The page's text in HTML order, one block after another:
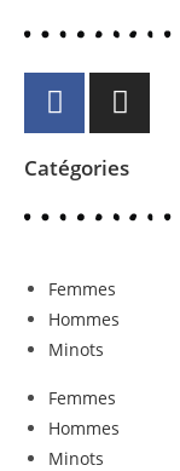
Catégories
Femmes
Hommes
Minots
Femmes
Hommes
Minots